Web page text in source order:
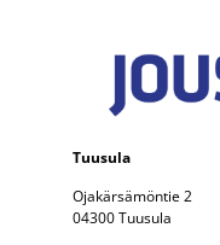
Tuusula
Ojakärsämöntie 2
04300 Tuusula